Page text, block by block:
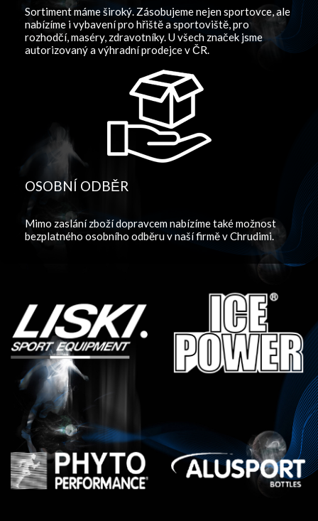
Sortiment máme široký. Zásobujeme nejen sportovce, ale
nabízíme i vybavení pro hřiště a sportoviště, pro
rozhodčí, maséry, zdravotníky. U všech značek jsme
autorizovaný a výhradní prodejce v ČR.
OSOBNÍ ODBĚR
Mimo zaslání zboží dopravcem nabízíme také možnost
bezplatného osobního odběru v naší firmě v Chrudimi.